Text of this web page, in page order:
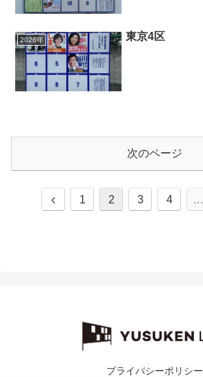
2026年 東京4区
次のページ
前
1 2 3 4 …
プライバシーポリシー